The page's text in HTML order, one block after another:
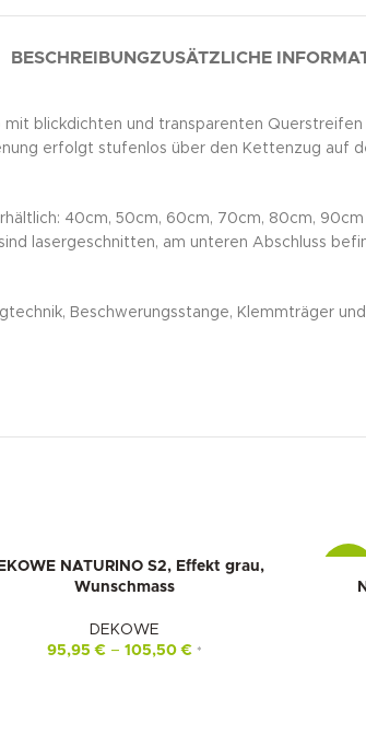
BESCHREIBUNGZUSÄTZLICHE
blickdichten und transparenten
erfolgt stufenlos über den Kettenzug auf
40cm, 50cm, 60cm, 70cm, 80cm,
lasergeschnitten, am unteren Abschluss
Beschwerungsstange, Klemmträger
NATURINO S2, Effekt grau,
Wunschmass
DEKOWE
95,95€– 105,50€ *